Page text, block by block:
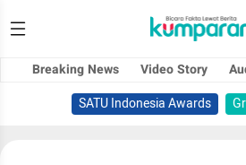
Breaking News Video Story
SATU Indonesia Awards